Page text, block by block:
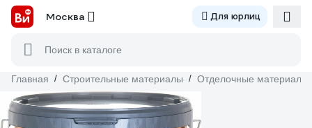
Москва Для юрлиц
Поиск в каталоге
Главная / Строительные материалы / Отделочные материалы